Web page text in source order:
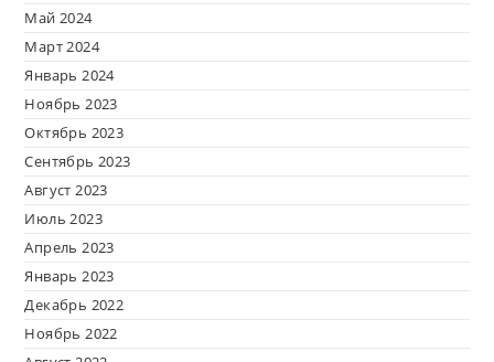
Май 2024
Март 2024
Январь 2024
Ноябрь 2023
Октябрь 2023
Сентябрь 2023
Август 2023
Июль 2023
Апрель 2023
Январь 2023
Декабрь 2022
Ноябрь 2022